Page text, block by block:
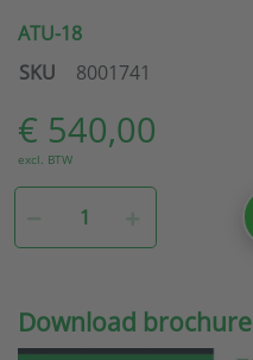
ATU-18
SKU
8001741
€ 540,00
excl. BTW
Download brochure